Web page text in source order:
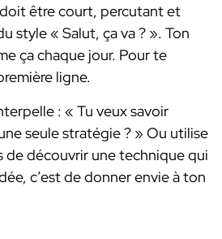
doit être court, percutant et
style « Salut, ça va ? ». Ton
ça chaque jour. Pour te
ligne.
: « Tu veux savoir
seule stratégie ? » Ou utilise
de découvrir une technique qui
c’est de donner envie à ton